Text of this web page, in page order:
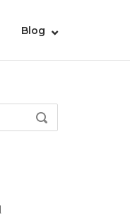
Blog
SEARCH